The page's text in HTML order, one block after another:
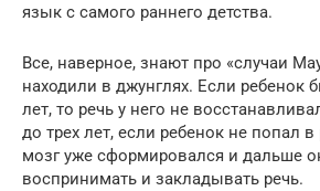
язык с самого раннего детства.
Все, наверное, знают про «случаи
находили в джунглях. Если ребенок
лет, то речь у него не
до трех лет, если ребенок не попал в
мозг уже сформировался и дальше
воспринимать и закладывать речь.